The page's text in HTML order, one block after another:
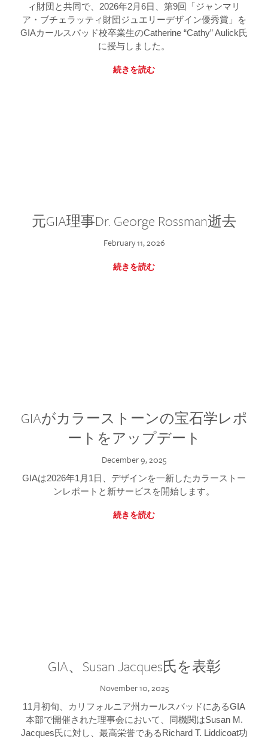
ィ財団と共同で、2026年2月6日、第9回「ジャンマリ
ア・ブチェラッティ財団ジュエリーデザイン優秀賞」を
GIAカールスバッド校卒業生のCatherine “Cathy” Aulick氏
に授与しました。
続きを読む
元GIA理事Dr. George Rossman逝去
February 11, 2026
続きを読む
GIAがカラーストーンの宝石学レポ
ートをアップデート
December 9, 2025
GIAは2026年1月1日、デザインを一新したカラーストー
ンレポートと新サービスを開始します。
続きを読む
GIA、Susan Jacques氏を表彰
November 10, 2025
11月初旬、カリフォルニア州カールスバッドにあるGIA
本部で開催された理事会において、同機関はSusan M.
Jacques氏に対し、最高栄誉であるRichard T. Liddicoat功